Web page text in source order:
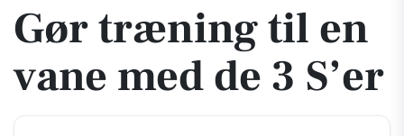
Gør træning til en
vane med de 3 S’er